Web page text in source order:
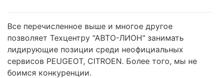
Все перечисленное выше и многое другое
позволяет Техцентру "АВТО-ЛИОН" занимать
лидирующие позиции среди неофициальных
сервисов PEUGEOT, CITROEN. Более того, мы не
боимся конкуренции.